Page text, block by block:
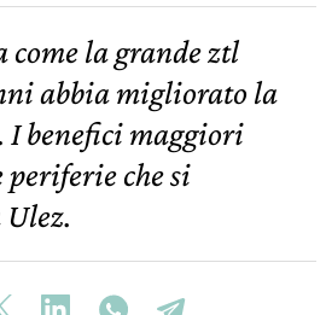
come la grande ztl
abbia migliorato la
benefici maggiori
che si